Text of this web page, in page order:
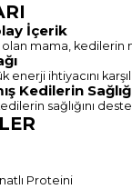
İçerik
mama, kedilerin
enerji ihtiyacını
Kedilerin
kedilerin sağlığını
Proteini